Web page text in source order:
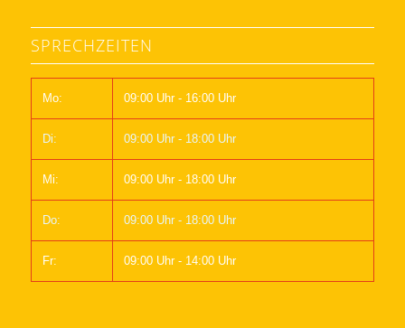
SPRECHZEITEN
Mo: 09:00 Uhr - 16:00 Uhr
Di: 09:00 Uhr - 18:00 Uhr
Mi: 09:00 Uhr - 18:00 Uhr
Do: 09:00 Uhr - 18:00 Uhr
Fr: 09:00 Uhr - 14:00 Uhr